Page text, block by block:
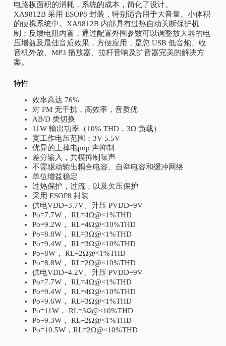
电路板面积的消耗，系统的成本，简化了设计。
XA9812B 采用 ESOP8 封装，特别适合用于大音量、小体积
的便携系统中。XA9812B 内部具有过热自动关断保护机
制；反馈电阻内置，通过配置外围参数可以调整放大器的电
压增益及最佳音质效果，方便应用，是您 USB 低音炮、收
音机外放、MP3 播放器、拉杆音响及扩音器完美的解决方
案。
特性
效率高达 76%
对 FM 无干扰，高效率，音质优
AB/D 类切换
11W 输出功率（10% THD，3Ω 负载）
宽工作电压范围：3V-5.5V
优异的上掉电pop 声抑制
差分输入，共模抑制噪声
不需驱动输出耦合电容、自举电容和缓冲网络
单位增益稳定
过热保护，过流，以及欠压保护
采用 ESOP8 封装
供电VDD=3.7V、升压 PVDD=9V
Po=7.7W， RL=4Ω@<1%THD
Po=9.2W， RL=4Ω@<10%THD
Po=8.8W， RL=3Ω@<1%THD
Po=9.4W， RL=3Ω@<10%THD
Po=8W， RL=2Ω@<1%THD
Po=8.8W， RL=2Ω@<10%THD
供电VDD=4.2V、升压 PVDD=9V
Po=7.7W， RL=4Ω@<1%THD
Po=9.4W， RL=4Ω@<10%THD
Po=9.6W， RL=3Ω@<1%THD
Po=11W， RL=3Ω@<10%THD
Po=9.3W， RL=2Ω@<1%THD
Po=10.5W，RL=2Ω@<10%THD